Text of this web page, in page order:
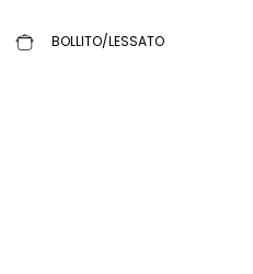
BOLLITO/LESSATO